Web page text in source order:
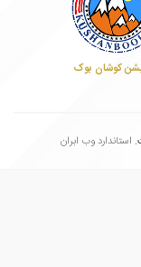
بوک
وب ابران